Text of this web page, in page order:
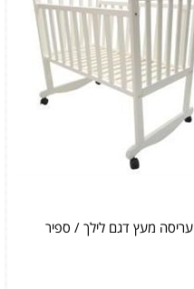
עריסה מעץ דגם לילך / ספיר